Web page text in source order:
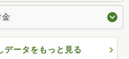
データをもっと見る